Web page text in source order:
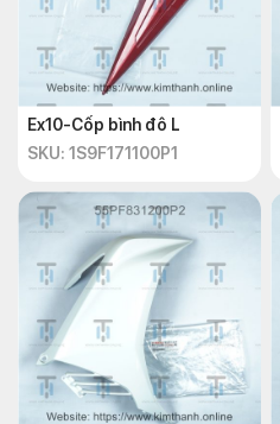
Ex10-Cốp bình đô L
SKU: 1S9F171100P1